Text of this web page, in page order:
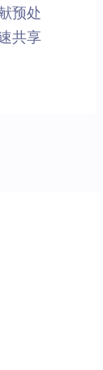
预处
共享